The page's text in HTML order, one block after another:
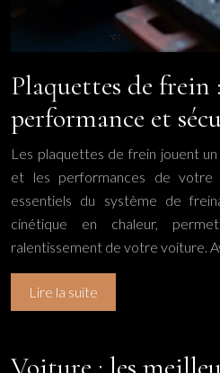
Plaquettes de frein
performance et
Les plaquettes de frein jouent
et les performances de votre
essentiels du système de
cinétique en chaleur,
ralentissement de votre voiture.
Lire la suite